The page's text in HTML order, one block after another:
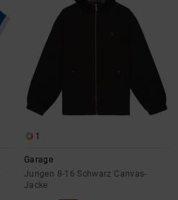
1
Garage
Jungen 8-16 Schwarz Canvas-
Jacke